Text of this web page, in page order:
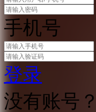
手机号
登录
没有账号？